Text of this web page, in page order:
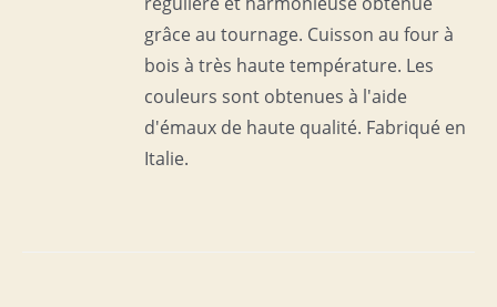
grâce au tournage. Cuisson au four à
bois à très haute température. Les
couleurs sont obtenues à l'aide
d'émaux de haute qualité. Fabriqué en
Italie.